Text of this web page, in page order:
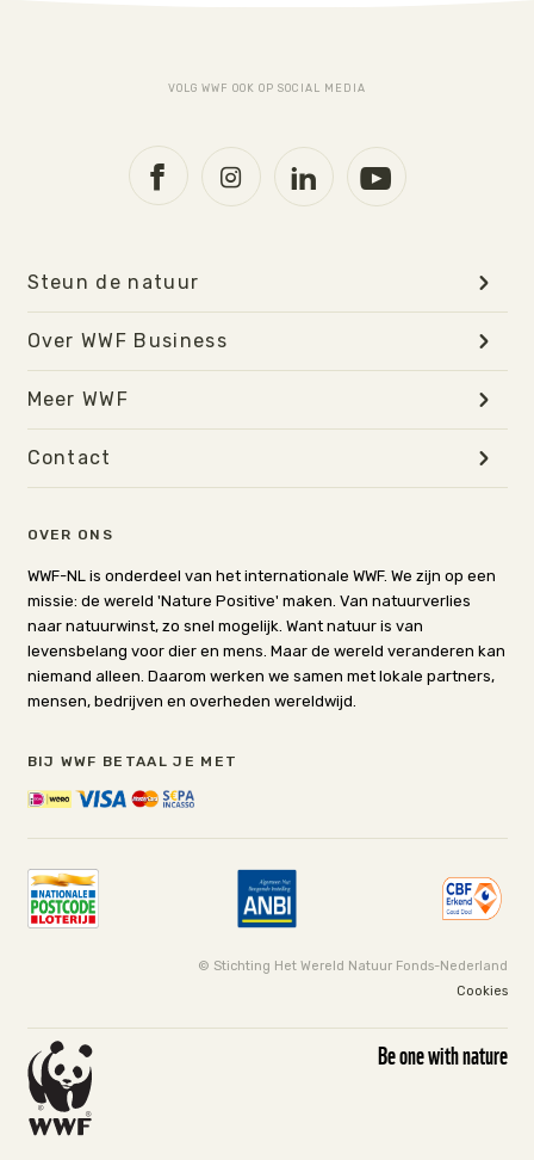
VOLG WWF OOK OP SOCIAL MEDIA
OVER ONS
WWF-NL is onderdeel van het internationale WWF. We zijn op een
missie: de wereld 'Nature Positive' maken. Van natuurverlies
naar natuurwinst, zo snel mogelijk. Want natuur is van
levensbelang voor dier en mens. Maar de wereld veranderen kan
niemand alleen. Daarom werken we samen met lokale partners,
mensen, bedrijven en overheden wereldwijd.
BIJ WWF BETAAL JE MET
Steun de natuur
Over WWF Business
Meer WWF
Contact
© Stichting Het Wereld Natuur Fonds-Nederland
Cookies
Be one with nature